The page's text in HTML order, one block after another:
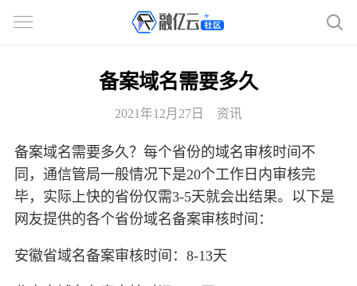
备案域名需要多久
2021年12月27日 资讯
备案域名需要多久？每个省份的域名审核时间不
同，通信管局一般情况下是20个工作日内审核完
毕，实际上快的省份仅需3-5天就会出结果。以下是
网友提供的各个省份域名备案审核时间：
安徽省域名备案审核时间：8-13天